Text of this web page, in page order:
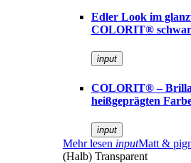
Edler Look im
COLORIT®
input
COLORIT® –
heißgeprägten
input
Mehr lesen inputMatt &
(Halb) Transparent